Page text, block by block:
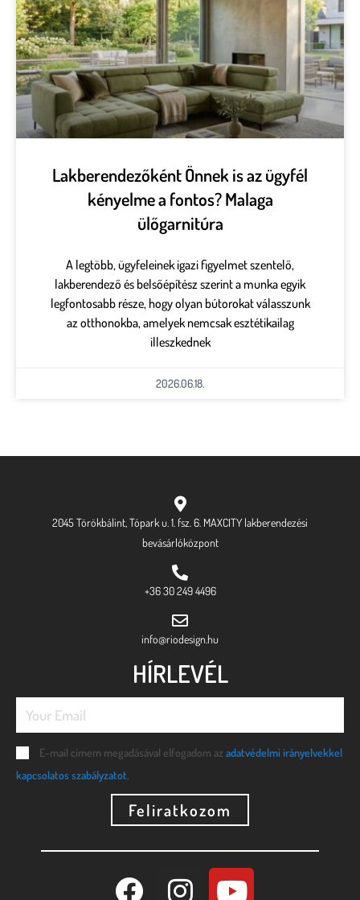
Lakberendezőként Önnek is az ügyfél
kényelme a fontos? Malaga
ülőgarnitúra
A legtöbb, ügyfeleinek igazi figyelmet szentelő,
lakberendező és belsőépítész szerint a munka egyik
legfontosabb része, hogy olyan bútorokat válasszunk
az otthonokba, amelyek nemcsak esztétikailag
illeszkednek
2026.06.18.
2045 Törökbálint, Tópark u. 1. fsz. 6. MAXCITY lakberendezési
bevásárlóközpont
+36 30 249 4496
info@riodesign.hu
HÍRLEVÉL
E-mail címem megadásával elfogadom az adatvédelmi irányelvekkel
kapcsolatos szabályzatot.
Feliratkozom